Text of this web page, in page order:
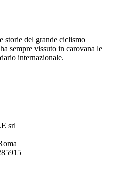
storie del grande ciclismo
sempre vissuto in carovana le
internazionale.
srl